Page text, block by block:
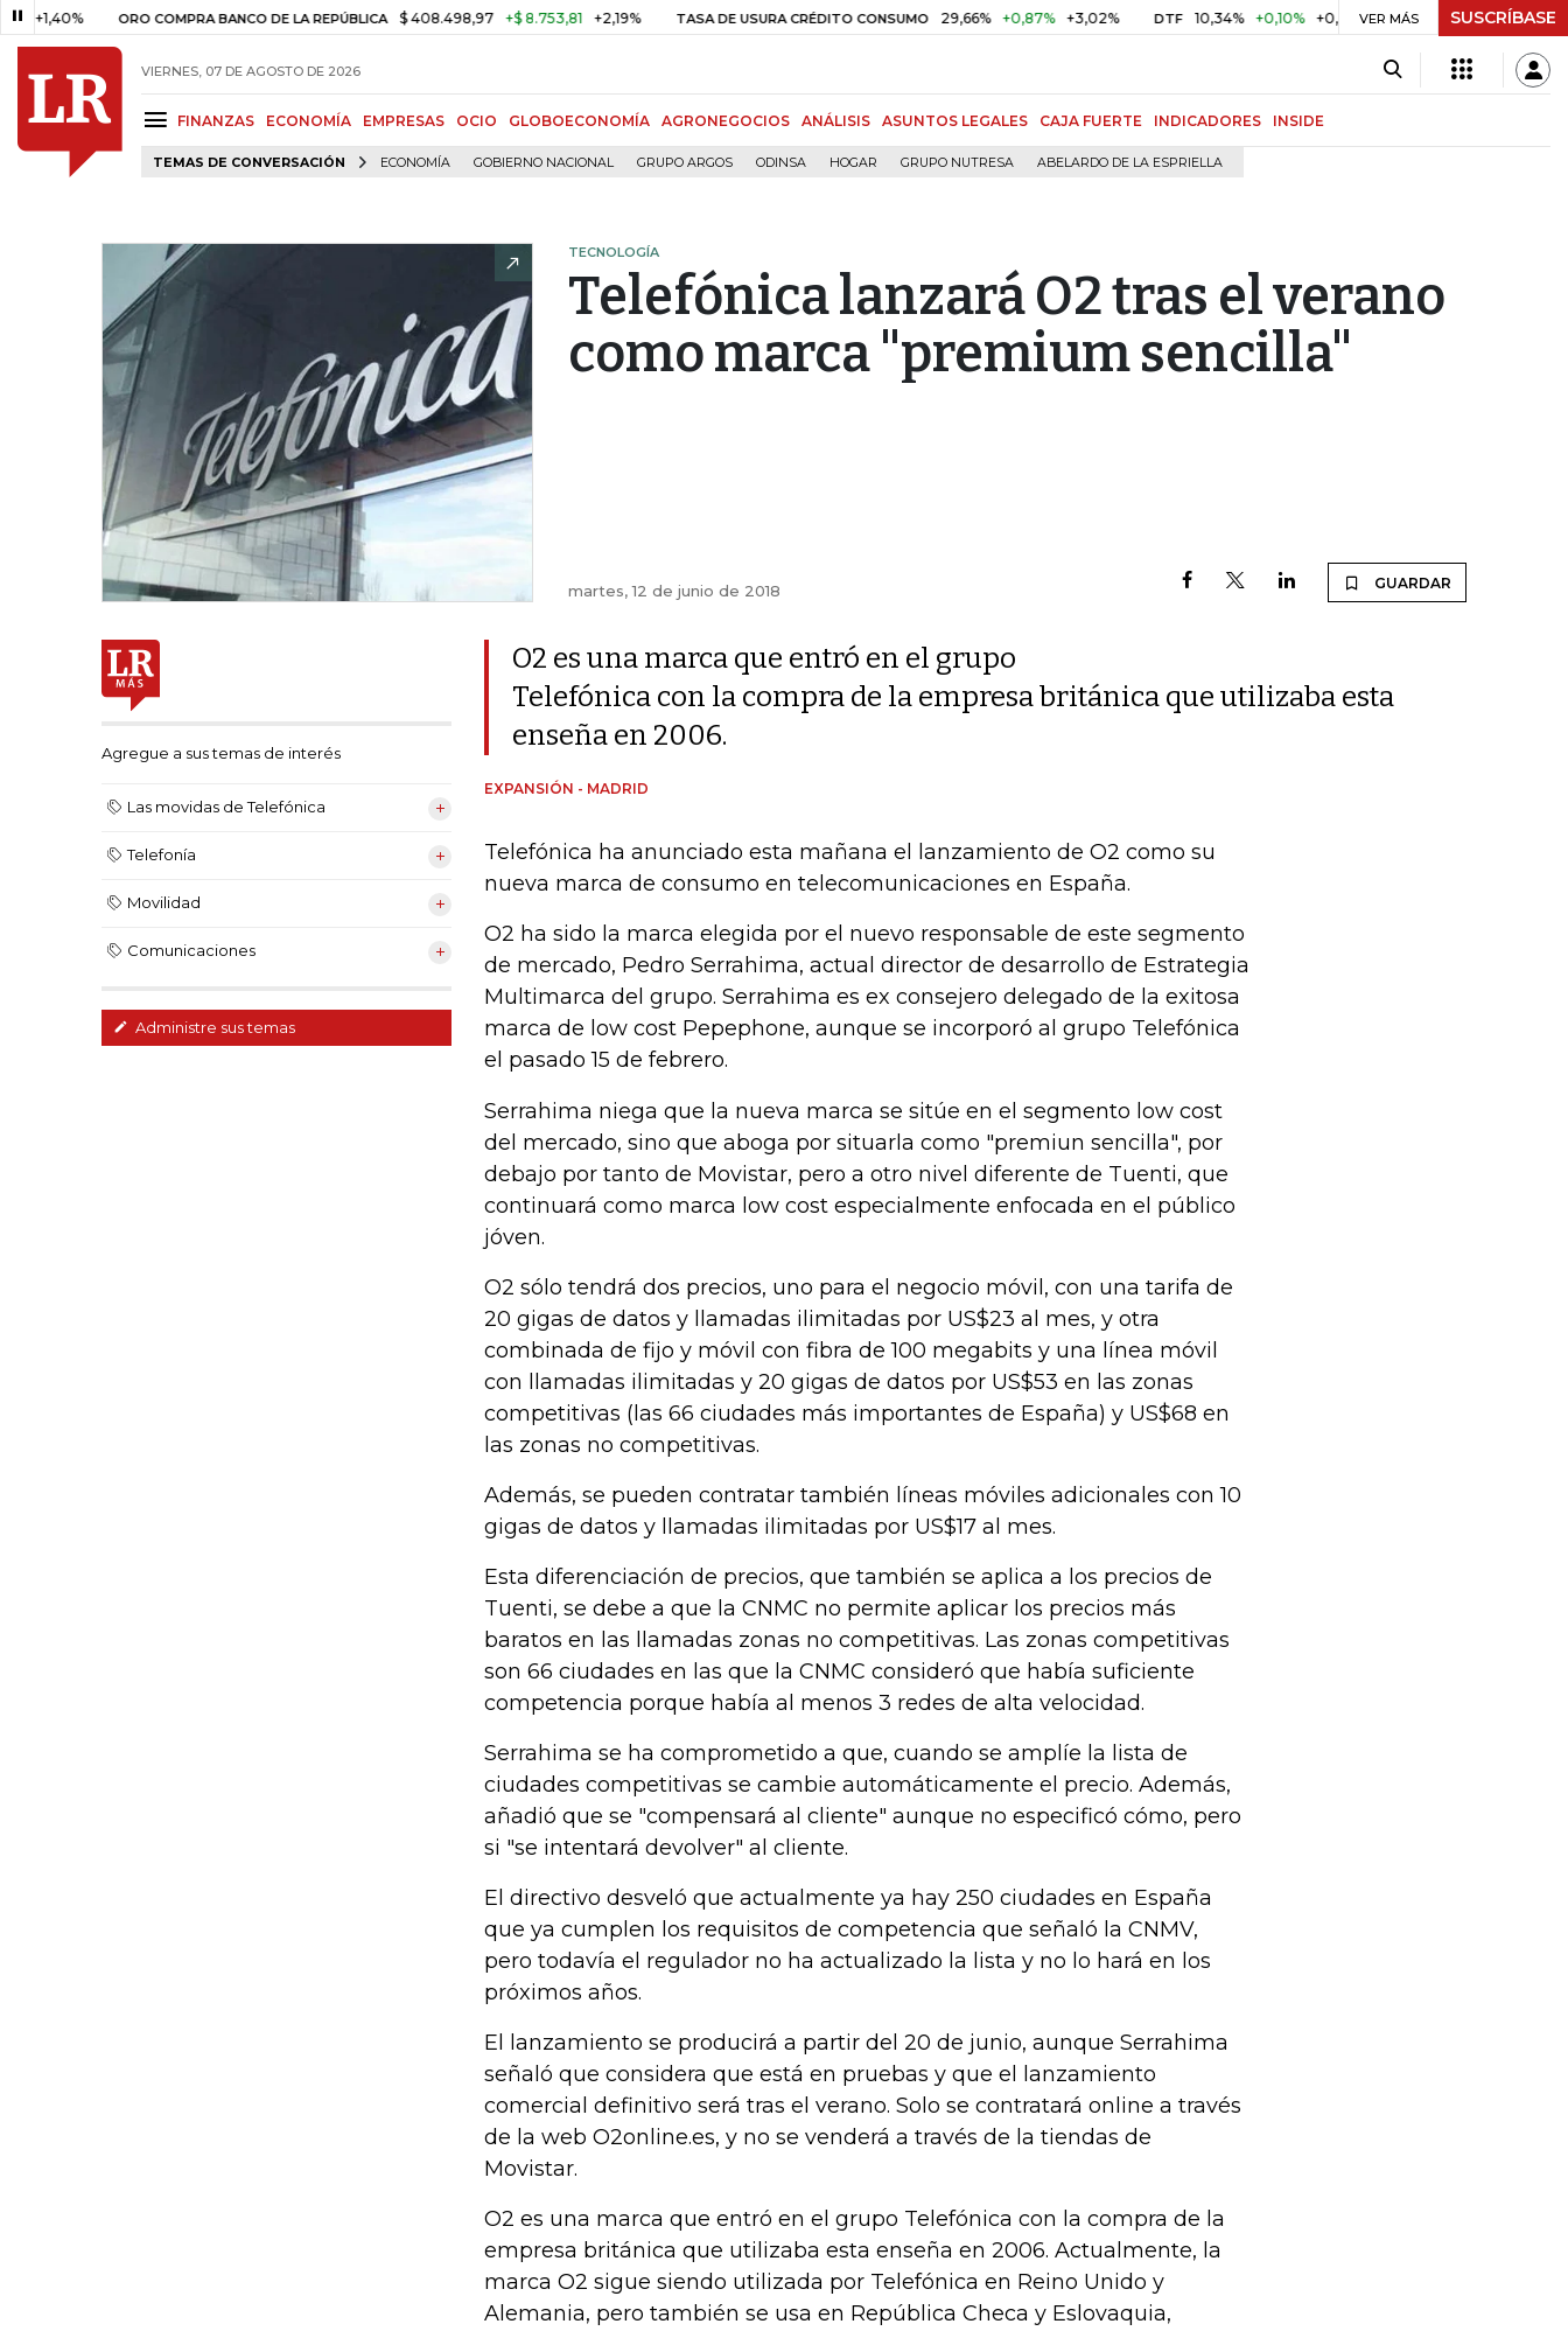
ORO COMPRA BANCO DE LA REPÚBLICA $ 408.498,97 +$ 8.753,81 +2,19% TASA DE USURA CRÉDITO CONSUMO 29,66% +0,87% +3,02% DTF 10,34% +0,10% +0,98% UVR $ 416,91 +$ 0,05 +0,01%
VER MÁS SUSCRÍBASE
VIERNES, 07 DE AGOSTO DE 2026
FINANZAS ECONOMÍA EMPRESAS OCIO GLOBOECONOMÍA AGRONEGOCIOS ANÁLISIS ASUNTOS LEGALES CAJA FUERTE INDICADORES INSIDE
TEMAS DE CONVERSACIÓN ECONOMÍA GOBIERNO NACIONAL GRUPO ARGOS ODINSA HOGAR GRUPO NUTRESA ABELARDO DE LA ESPRIELLA
TECNOLOGÍA
Telefónica lanzará O2 tras el verano
como marca "premium sencilla"
martes, 12 de junio de 2018 GUARDAR
Agregue a sus temas de interés
Las movidas de Telefónica
Telefonía
Movilidad
Comunicaciones
Administre sus temas
O2 es una marca que entró en el grupo
Telefónica con la compra de la empresa británica que utilizaba esta
enseña en 2006.
EXPANSIÓN - MADRID
Telefónica ha anunciado esta mañana el lanzamiento de O2 como su
nueva marca de consumo en telecomunicaciones en España.
O2 ha sido la marca elegida por el nuevo responsable de este segmento
de mercado, Pedro Serrahima, actual director de desarrollo de Estrategia
Multimarca del grupo. Serrahima es ex consejero delegado de la exitosa
marca de low cost Pepephone, aunque se incorporó al grupo Telefónica
el pasado 15 de febrero.
Serrahima niega que la nueva marca se sitúe en el segmento low cost
del mercado, sino que aboga por situarla como "premiun sencilla", por
debajo por tanto de Movistar, pero a otro nivel diferente de Tuenti, que
continuará como marca low cost especialmente enfocada en el público
jóven.
O2 sólo tendrá dos precios, uno para el negocio móvil, con una tarifa de
20 gigas de datos y llamadas ilimitadas por US$23 al mes, y otra
combinada de fijo y móvil con fibra de 100 megabits y una línea móvil
con llamadas ilimitadas y 20 gigas de datos por US$53 en las zonas
competitivas (las 66 ciudades más importantes de España) y US$68 en
las zonas no competitivas.
Además, se pueden contratar también líneas móviles adicionales con 10
gigas de datos y llamadas ilimitadas por US$17 al mes.
Esta diferenciación de precios, que también se aplica a los precios de
Tuenti, se debe a que la CNMC no permite aplicar los precios más
baratos en las llamadas zonas no competitivas. Las zonas competitivas
son 66 ciudades en las que la CNMC consideró que había suficiente
competencia porque había al menos 3 redes de alta velocidad.
Serrahima se ha comprometido a que, cuando se amplíe la lista de
ciudades competitivas se cambie automáticamente el precio. Además,
añadió que se "compensará al cliente" aunque no especificó cómo, pero
si "se intentará devolver" al cliente.
El directivo desveló que actualmente ya hay 250 ciudades en España
que ya cumplen los requisitos de competencia que señaló la CNMV,
pero todavía el regulador no ha actualizado la lista y no lo hará en los
próximos años.
El lanzamiento se producirá a partir del 20 de junio, aunque Serrahima
señaló que considera que está en pruebas y que el lanzamiento
comercial definitivo será tras el verano. Solo se contratará online a través
de la web O2online.es, y no se venderá a través de la tiendas de
Movistar.
O2 es una marca que entró en el grupo Telefónica con la compra de la
empresa británica que utilizaba esta enseña en 2006. Actualmente, la
marca O2 sigue siendo utilizada por Telefónica en Reino Unido y
Alemania, pero también se usa en República Checa y Eslovaquia,